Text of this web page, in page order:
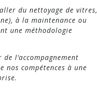
du nettoyage de vitres,
à la maintenance ou
une méthodologie
l’accompagnement
nos compétences à une